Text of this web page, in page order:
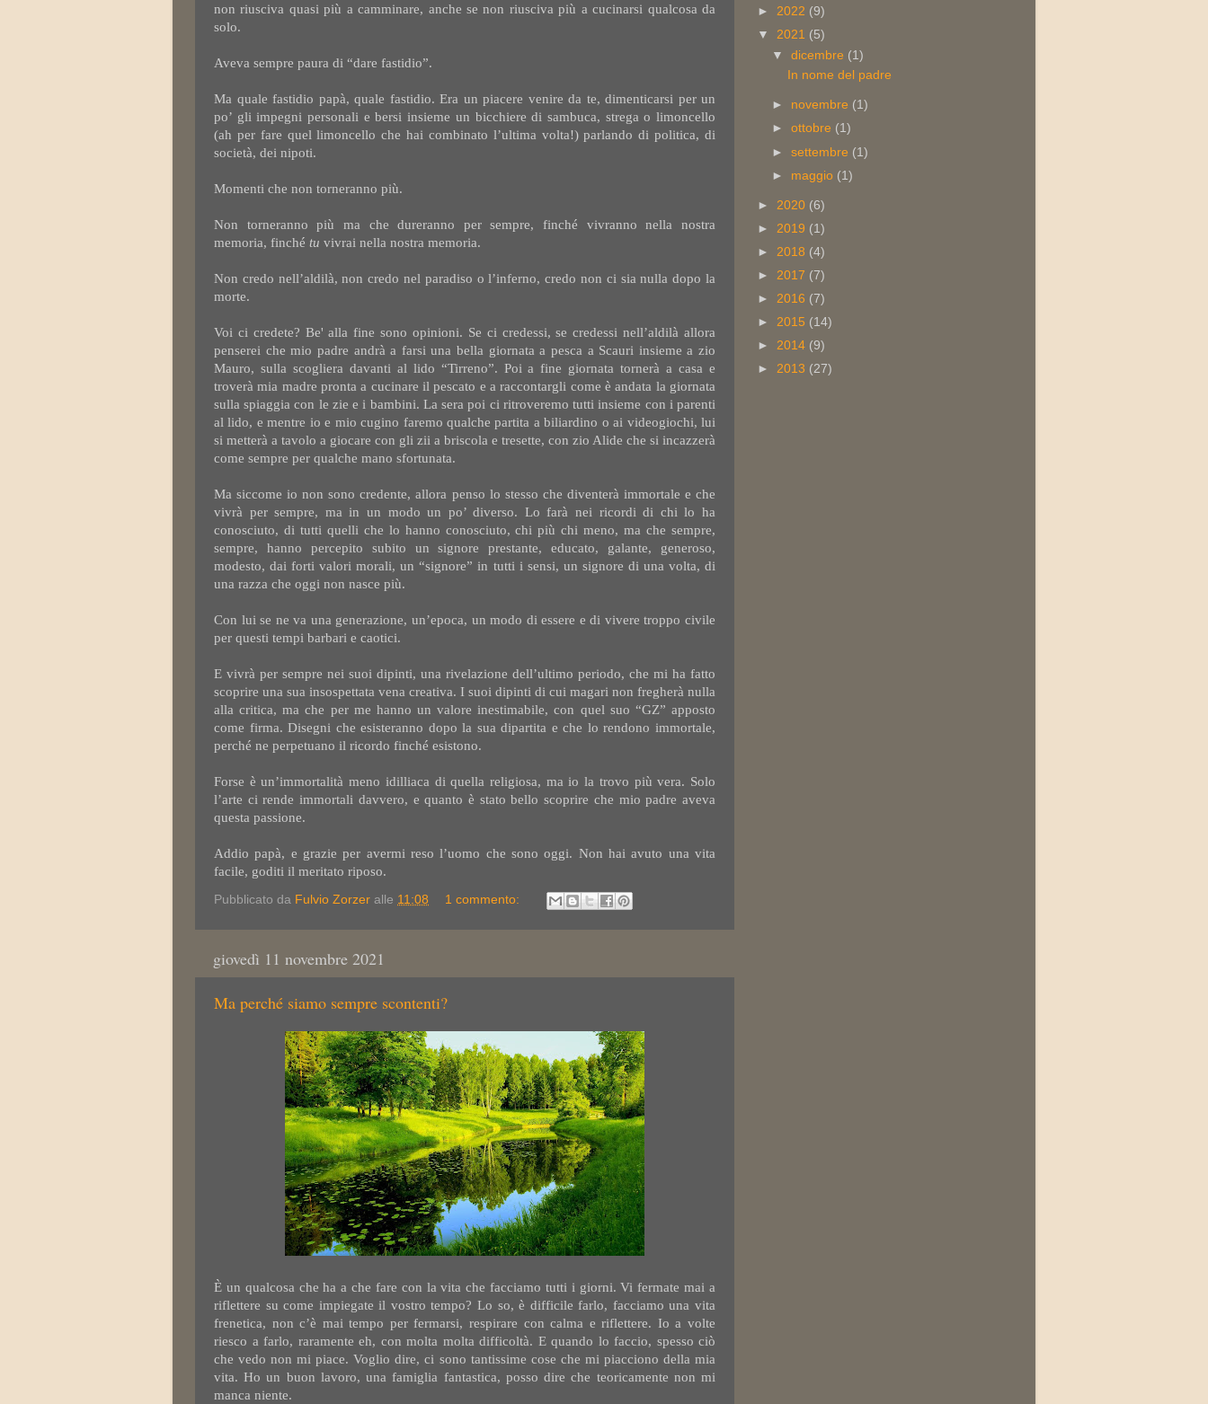
non riusciva quasi più a camminare, anche se non riusciva più a cucinarsi qualcosa da
solo.
Aveva sempre paura di “dare fastidio”.
Ma quale fastidio papà, quale fastidio. Era un piacere venire da te, dimenticarsi per un
po’ gli impegni personali e bersi insieme un bicchiere di sambuca, strega o limoncello
(ah per fare quel limoncello che hai combinato l’ultima volta!) parlando di politica, di
società, dei nipoti.
Momenti che non torneranno più.
Non torneranno più ma che dureranno per sempre, finché vivranno nella nostra
memoria, finché tu vivrai nella nostra memoria.
Non credo nell’aldilà, non credo nel paradiso o l’inferno, credo non ci sia nulla dopo la
morte.
Voi ci credete? Be' alla fine sono opinioni. Se ci credessi, se credessi nell’aldilà allora
penserei che mio padre andrà a farsi una bella giornata a pesca a Scauri insieme a zio
Mauro, sulla scogliera davanti al lido “Tirreno”. Poi a fine giornata tornerà a casa e
troverà mia madre pronta a cucinare il pescato e a raccontargli come è andata la giornata
sulla spiaggia con le zie e i bambini. La sera poi ci ritroveremo tutti insieme con i parenti
al lido, e mentre io e mio cugino faremo qualche partita a biliardino o ai videogiochi, lui
si metterà a tavolo a giocare con gli zii a briscola e tresette, con zio Alide che si incazzerà
come sempre per qualche mano sfortunata.
Ma siccome io non sono credente, allora penso lo stesso che diventerà immortale e che
vivrà per sempre, ma in un modo un po’ diverso. Lo farà nei ricordi di chi lo ha
conosciuto, di tutti quelli che lo hanno conosciuto, chi più chi meno, ma che sempre,
sempre, hanno percepito subito un signore prestante, educato, galante, generoso,
modesto, dai forti valori morali, un “signore” in tutti i sensi, un signore di una volta, di
una razza che oggi non nasce più.
Con lui se ne va una generazione, un’epoca, un modo di essere e di vivere troppo civile
per questi tempi barbari e caotici.
E vivrà per sempre nei suoi dipinti, una rivelazione dell’ultimo periodo, che mi ha fatto
scoprire una sua insospettata vena creativa. I suoi dipinti di cui magari non fregherà nulla
alla critica, ma che per me hanno un valore inestimabile, con quel suo “GZ” apposto
come firma. Disegni che esisteranno dopo la sua dipartita e che lo rendono immortale,
perché ne perpetuano il ricordo finché esistono.
Forse è un’immortalità meno idilliaca di quella religiosa, ma io la trovo più vera. Solo
l’arte ci rende immortali davvero, e quanto è stato bello scoprire che mio padre aveva
questa passione.
Addio papà, e grazie per avermi reso l’uomo che sono oggi. Non hai avuto una vita
facile, goditi il meritato riposo.
Pubblicato da Fulvio Zorzer alle 11:08 1 commento:
giovedì 11 novembre 2021
Ma perché siamo sempre scontenti?
È un qualcosa che ha a che fare con la vita che facciamo tutti i giorni. Vi fermate mai a
riflettere su come impiegate il vostro tempo? Lo so, è difficile farlo, facciamo una vita
frenetica, non c’è mai tempo per fermarsi, respirare con calma e riflettere. Io a volte
riesco a farlo, raramente eh, con molta molta difficoltà. E quando lo faccio, spesso ciò
che vedo non mi piace. Voglio dire, ci sono tantissime cose che mi piacciono della mia
vita. Ho un buon lavoro, una famiglia fantastica, posso dire che teoricamente non mi
manca niente.
► 2022 (9)
▼ 2021 (5)
▼dicembre (1)
In nome del padre
► novembre (1)
►ottobre (1)
►settembre (1)
► maggio (1)
► 2020 (6)
► 2019 (1)
► 2018 (4)
► 2017 (7)
► 2016 (7)
► 2015 (14)
► 2014 (9)
► 2013 (27)